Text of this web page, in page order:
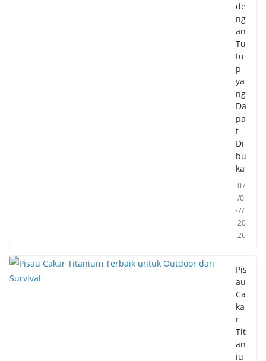
de
ng
an
Tu
tu
p
ya
ng
Da
pa
t
Di
bu
ka
07
/0
7/
20
26
Pis
au
Ca
ka
r
Tit
an
iu